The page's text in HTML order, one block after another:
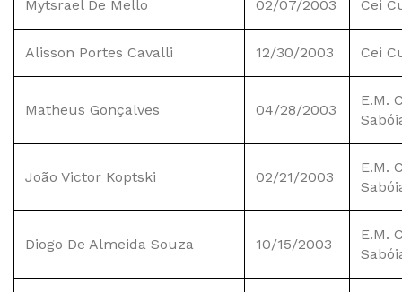
Mytsrael De Mello 02/07/2003 Cei
Alisson Portes Cavalli 12/30/2003 Cei
Matheus Gonçalves 04/28/2003
E.M.
João Victor Koptski 02/21/2003
E.M.
Diogo De Almeida Souza 10/15/2003
E.M.